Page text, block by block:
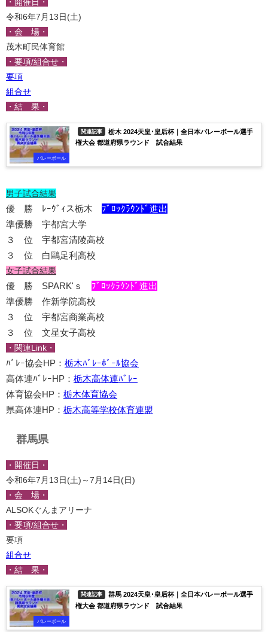
・開催日・
令和6年7月13日(土)
・会 場・
茂木町民体育館
・要項/組合せ・
要項
組合せ
・結 果・
バレーボール
関連記事
栃木 2024天皇･皇后杯｜全日本バレーボール選手
権大会 都道府県ラウンド 試合結果
男子試合結果
優 勝 ﾚｰｳﾞｨス栃木 ﾌﾞﾛｯｸﾗｳﾝﾄﾞ進出
準優勝 宇都宮大学
３ 位 宇都宮清陵高校
３ 位 白鷗足利高校
女子試合結果
優 勝 SPARK'ｓ ﾌﾞﾛｯｸﾗｳﾝﾄﾞ進出
準優勝 作新学院高校
３ 位 宇都宮商業高校
３ 位 文星女子高校
・関連Link・
ﾊﾞﾚｰ協会HP： 栃木ﾊﾞﾚｰﾎﾞｰﾙ協会
高体連ﾊﾞﾚｰHP： 栃木高体連ﾊﾞﾚｰ
体育協会HP： 栃木体育協会
県高体連HP： 栃木高等学校体育連盟
群馬県
・開催日・
令和6年7月13日(土)～7月14日(日)
・会 場・
ALSOKぐんまアリーナ
・要項/組合せ・
要項
組合せ
・結 果・
バレーボール
関連記事
群馬 2024天皇･皇后杯｜全日本バレーボール選手
権大会 都道府県ラウンド 試合結果